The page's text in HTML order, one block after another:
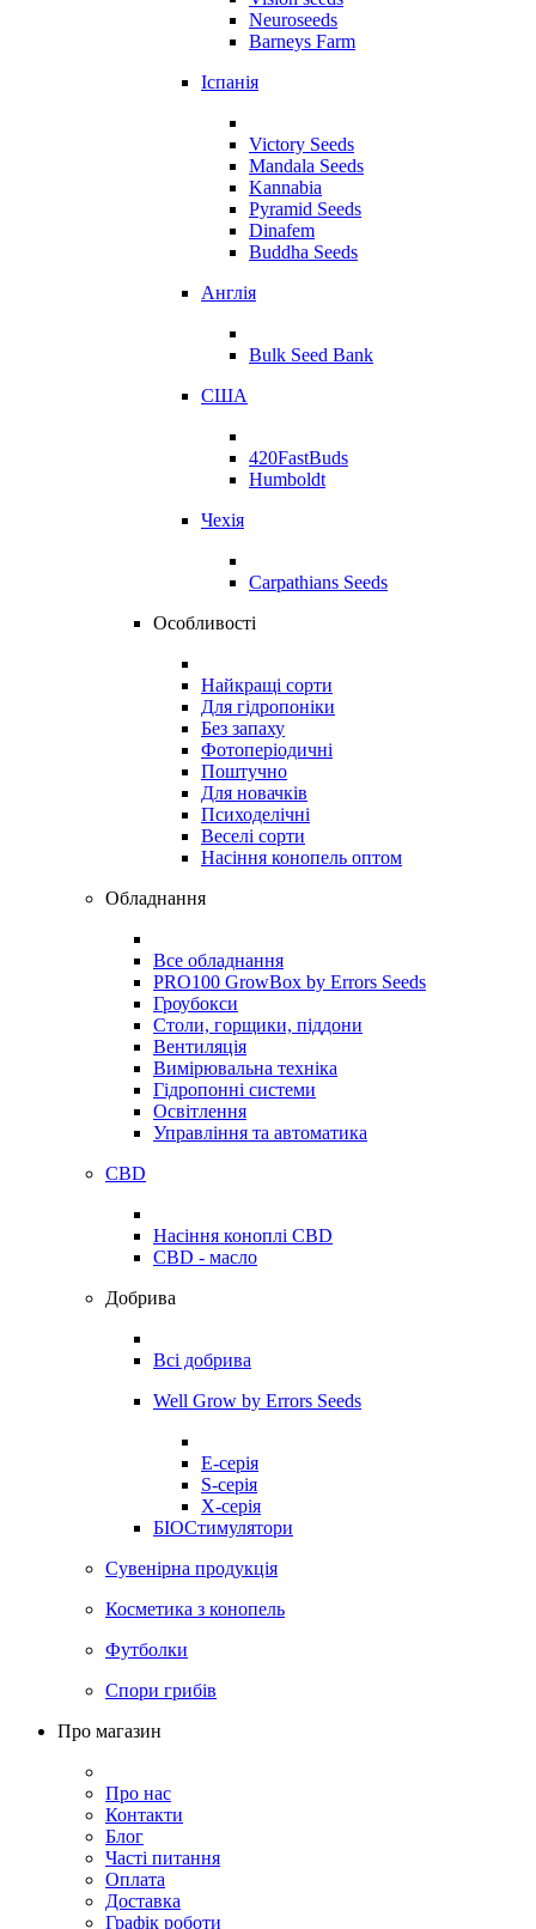
Neuroseeds
Barneys Farm
Іспанія
Victory Seeds
Mandala Seeds
Kannabia
Pyramid Seeds
Dinafem
Buddha Seeds
Англія
Bulk Seed Bank
США
420FastBuds
Humboldt
Чехія
Carpathians Seeds
Особливості
Найкращі сорти
Для гідропоніки
Без запаху
Фотоперіодичні
Поштучно
Для новачків
Психоделічні
Веселі сорти
Насіння конопель оптом
Обладнання
Все обладнання
PRO100 GrowBox by Errors Seeds
Гроубокси
Столи, горщики, піддони
Вентиляція
Вимірювальна техніка
Гідропонні системи
Освітлення
Управління та автоматика
CBD
Насіння коноплі CBD
CBD - масло
Добрива
Всі добрива
Well Grow by Errors Seeds
E-серія
S-серія
X-серія
БІОСтимулятори
Сувенірна продукція
Косметика з конопель
Футболки
Спори грибів
Про магазин
Про нас
Контакти
Блог
Часті питання
Оплата
Доставка
Графік роботи